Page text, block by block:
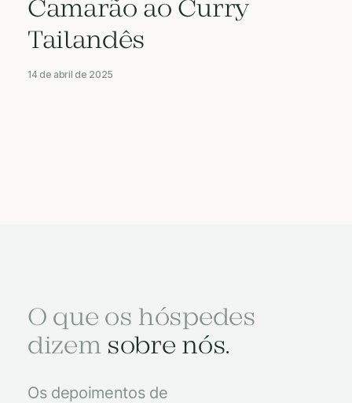
Camarão ao Curry
Tailandês
14 de abril de 2025
O que os hóspedes
dizem sobre nós.
Os depoimentos de